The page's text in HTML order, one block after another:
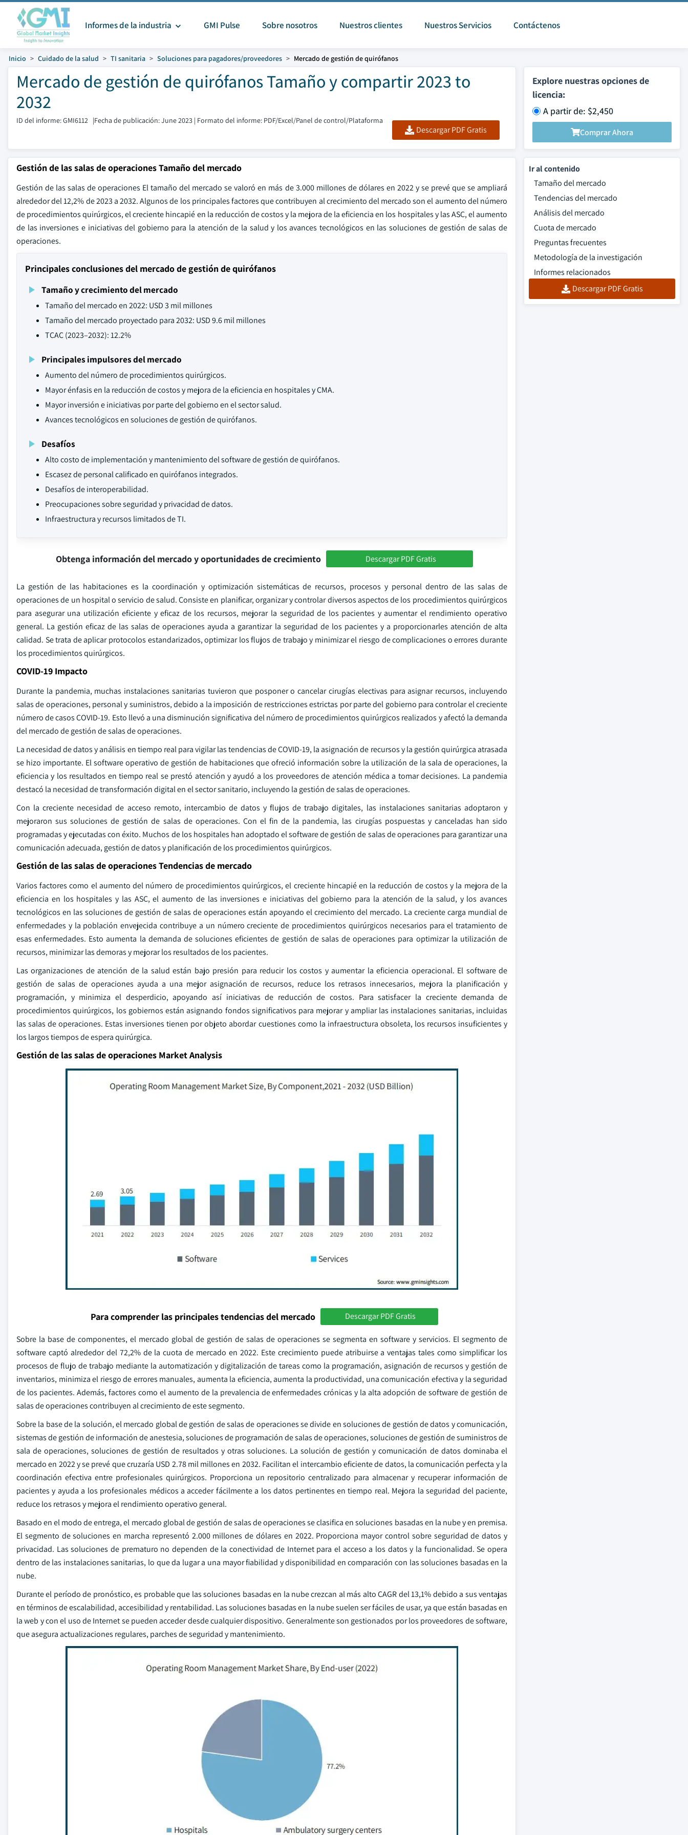
Informes de la industria GMI Pulse Sobre nosotros Nuestros clientes Nuestros Servicios Contáctenos
Inicio Cuidado de la salud TI sanitaria Soluciones para pagadores/proveedores Mercado de gestión de quirófanos
Mercado de gestión de quirófanos Tamaño y compartir 2023 to
2032
ID del informe: GMI6112 |Fecha de publicación: June 2023 | Formato del informe: PDF/Excel/Panel de control/Plataforma
Descargar PDF Gratis
Explore nuestras opciones de
licencia:
A partir de: $2,450
Comprar Ahora
Gestión de las salas de operaciones Tamaño del mercado
Gestión de las salas de operaciones El tamaño del mercado se valoró en más de 3.000 millones de dólares en 2022 y se prevé que se ampliará
alrededor del 12,2% de 2023 a 2032. Algunos de los principales factores que contribuyen al crecimiento del mercado son el aumento del número
de procedimientos quirúrgicos, el creciente hincapié en la reducción de costos y la mejora de la eficiencia en los hospitales y las ASC, el aumento
de las inversiones e iniciativas del gobierno para la atención de la salud y los avances tecnológicos en las soluciones de gestión de salas de
operaciones.
Principales conclusiones del mercado de gestión de quirófanos
Tamaño y crecimiento del mercado
Tamaño del mercado en 2022: USD 3 mil millones
Tamaño del mercado proyectado para 2032: USD 9.6 mil millones
TCAC (2023–2032): 12.2%
Principales impulsores del mercado
Aumento del número de procedimientos quirúrgicos.
Mayor énfasis en la reducción de costos y mejora de la eficiencia en hospitales y CMA.
Mayor inversión e iniciativas por parte del gobierno en el sector salud.
Avances tecnológicos en soluciones de gestión de quirófanos.
Desafíos
Alto costo de implementación y mantenimiento del software de gestión de quirófanos.
Escasez de personal calificado en quirófanos integrados.
Desafíos de interoperabilidad.
Preocupaciones sobre seguridad y privacidad de datos.
Infraestructura y recursos limitados de TI.
Obtenga información del mercado y oportunidades de crecimiento Descargar PDF Gratis
La gestión de las habitaciones es la coordinación y optimización sistemáticas de recursos, procesos y personal dentro de las salas de
operaciones de un hospital o servicio de salud. Consiste en planificar, organizar y controlar diversos aspectos de los procedimientos quirúrgicos
para asegurar una utilización eficiente y eficaz de los recursos, mejorar la seguridad de los pacientes y aumentar el rendimiento operativo
general. La gestión eficaz de las salas de operaciones ayuda a garantizar la seguridad de los pacientes y a proporcionarles atención de alta
calidad. Se trata de aplicar protocolos estandarizados, optimizar los flujos de trabajo y minimizar el riesgo de complicaciones o errores durante
los procedimientos quirúrgicos.
COVID-19 Impacto
Durante la pandemia, muchas instalaciones sanitarias tuvieron que posponer o cancelar cirugías electivas para asignar recursos, incluyendo
salas de operaciones, personal y suministros, debido a la imposición de restricciones estrictas por parte del gobierno para controlar el creciente
número de casos COVID-19. Esto llevó a una disminución significativa del número de procedimientos quirúrgicos realizados y afectó la demanda
del mercado de gestión de salas de operaciones.
La necesidad de datos y análisis en tiempo real para vigilar las tendencias de COVID-19, la asignación de recursos y la gestión quirúrgica atrasada
se hizo importante. El software operativo de gestión de habitaciones que ofreció información sobre la utilización de la sala de operaciones, la
eficiencia y los resultados en tiempo real se prestó atención y ayudó a los proveedores de atención médica a tomar decisiones. La pandemia
destacó la necesidad de transformación digital en el sector sanitario, incluyendo la gestión de salas de operaciones.
Con la creciente necesidad de acceso remoto, intercambio de datos y flujos de trabajo digitales, las instalaciones sanitarias adoptaron y
mejoraron sus soluciones de gestión de salas de operaciones. Con el fin de la pandemia, las cirugías pospuestas y canceladas han sido
programadas y ejecutadas con éxito. Muchos de los hospitales han adoptado el software de gestión de salas de operaciones para garantizar una
comunicación adecuada, gestión de datos y planificación de los procedimientos quirúrgicos.
Gestión de las salas de operaciones Tendencias de mercado
Varios factores como el aumento del número de procedimientos quirúrgicos, el creciente hincapié en la reducción de costos y la mejora de la
eficiencia en los hospitales y las ASC, el aumento de las inversiones e iniciativas del gobierno para la atención de la salud, y los avances
tecnológicos en las soluciones de gestión de salas de operaciones están apoyando el crecimiento del mercado. La creciente carga mundial de
enfermedades y la población envejecida contribuye a un número creciente de procedimientos quirúrgicos necesarios para el tratamiento de
esas enfermedades. Esto aumenta la demanda de soluciones eficientes de gestión de salas de operaciones para optimizar la utilización de
recursos, minimizar las demoras y mejorar los resultados de los pacientes.
Las organizaciones de atención de la salud están bajo presión para reducir los costos y aumentar la eficiencia operacional. El software de
gestión de salas de operaciones ayuda a una mejor asignación de recursos, reduce los retrasos innecesarios, mejora la planificación y
programación, y minimiza el desperdicio, apoyando así iniciativas de reducción de costos. Para satisfacer la creciente demanda de
procedimientos quirúrgicos, los gobiernos están asignando fondos significativos para mejorar y ampliar las instalaciones sanitarias, incluidas
las salas de operaciones. Estas inversiones tienen por objeto abordar cuestiones como la infraestructura obsoleta, los recursos insuficientes y
los largos tiempos de espera quirúrgica.
Gestión de las salas de operaciones Market Analysis
Para comprender las principales tendencias del mercado Descargar PDF Gratis
Sobre la base de componentes, el mercado global de gestión de salas de operaciones se segmenta en software y servicios. El segmento de
software captó alrededor del 72,2% de la cuota de mercado en 2022. Este crecimiento puede atribuirse a ventajas tales como simplificar los
procesos de flujo de trabajo mediante la automatización y digitalización de tareas como la programación, asignación de recursos y gestión de
inventarios, minimiza el riesgo de errores manuales, aumenta la eficiencia, aumenta la productividad, una comunicación efectiva y la seguridad
de los pacientes. Además, factores como el aumento de la prevalencia de enfermedades crónicas y la alta adopción de software de gestión de
salas de operaciones contribuyen al crecimiento de este segmento.
Sobre la base de la solución, el mercado global de gestión de salas de operaciones se divide en soluciones de gestión de datos y comunicación,
sistemas de gestión de información de anestesia, soluciones de programación de salas de operaciones, soluciones de gestión de suministros de
sala de operaciones, soluciones de gestión de resultados y otras soluciones. La solución de gestión y comunicación de datos dominaba el
mercado en 2022 y se prevé que cruzaría USD 2.78 mil millones en 2032. Facilitan el intercambio eficiente de datos, la comunicación perfecta y la
coordinación efectiva entre profesionales quirúrgicos. Proporciona un repositorio centralizado para almacenar y recuperar información de
pacientes y ayuda a los profesionales médicos a acceder fácilmente a los datos pertinentes en tiempo real. Mejora la seguridad del paciente,
reduce los retrasos y mejora el rendimiento operativo general.
Basado en el modo de entrega, el mercado global de gestión de salas de operaciones se clasifica en soluciones basadas en la nube y en premisa.
El segmento de soluciones en marcha representó 2.000 millones de dólares en 2022. Proporciona mayor control sobre seguridad de datos y
privacidad. Las soluciones de prematuro no dependen de la conectividad de Internet para el acceso a los datos y la funcionalidad. Se opera
dentro de las instalaciones sanitarias, lo que da lugar a una mayor fiabilidad y disponibilidad en comparación con las soluciones basadas en la
nube.
Durante el período de pronóstico, es probable que las soluciones basadas en la nube crezcan al más alto CAGR del 13,1% debido a sus ventajas
en términos de escalabilidad, accesibilidad y rentabilidad. Las soluciones basadas en la nube suelen ser fáciles de usar, ya que están basadas en
la web y con el uso de Internet se pueden acceder desde cualquier dispositivo. Generalmente son gestionados por los proveedores de software,
que asegura actualizaciones regulares, parches de seguridad y mantenimiento.
Ir al contenido
Tamaño del mercado
Tendencias del mercado
Análisis del mercado
Cuota de mercado
Preguntas frecuentes
Metodología de la investigación
Informes relacionados
Descargar PDF Gratis